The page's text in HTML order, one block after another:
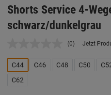
Shorts Service 4-
schwarz/dunkelgrau
Kein
Link
auf
(0) Jetzt
C44 C46 C48 C50
C62